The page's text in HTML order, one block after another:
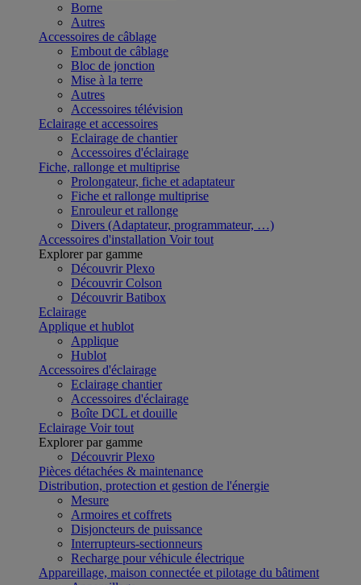
Borne
Autres
Accessoires de câblage
Embout de câblage
Bloc de jonction
Mise à la terre
Autres
Accessoires télévision
Eclairage et accessoires
Eclairage de chantier
Accessoires d'éclairage
Fiche, rallonge et multiprise
Prolongateur, fiche et adaptateur
Fiche et rallonge multiprise
Enrouleur et rallonge
Divers (Adaptateur, programmateur, …)
Accessoires d'installation Voir tout
Explorer par gamme
Découvrir Plexo
Découvrir Colson
Découvrir Batibox
Eclairage
Applique et hublot
Applique
Hublot
Accessoires d'éclairage
Eclairage chantier
Accessoires d'éclairage
Boîte DCL et douille
Eclairage Voir tout
Explorer par gamme
Découvrir Plexo
Pièces détachées & maintenance
Distribution, protection et gestion de l'énergie
Mesure
Armoires et coffrets
Disjoncteurs de puissance
Interrupteurs-sectionneurs
Recharge pour véhicule électrique
Appareillage, maison connectée et pilotage du bâtiment